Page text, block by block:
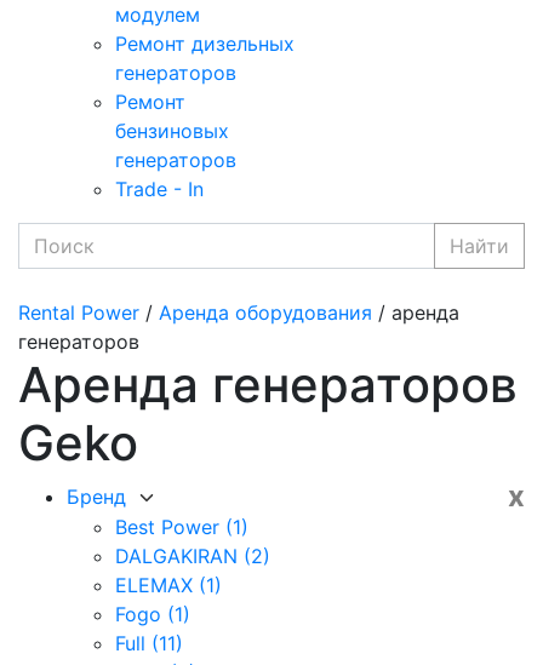
модулем
Ремонт дизельных
генераторов
Ремонт
бензиновых
генераторов
Trade - In
Найти
Rental Power / Аренда оборудования / аренда
генераторов
Аренда генераторов
Geko
x
Бренд
Best Power (1)
DALGAKIRAN (2)
ELEMAX (1)
Fogo (1)
Full (11)